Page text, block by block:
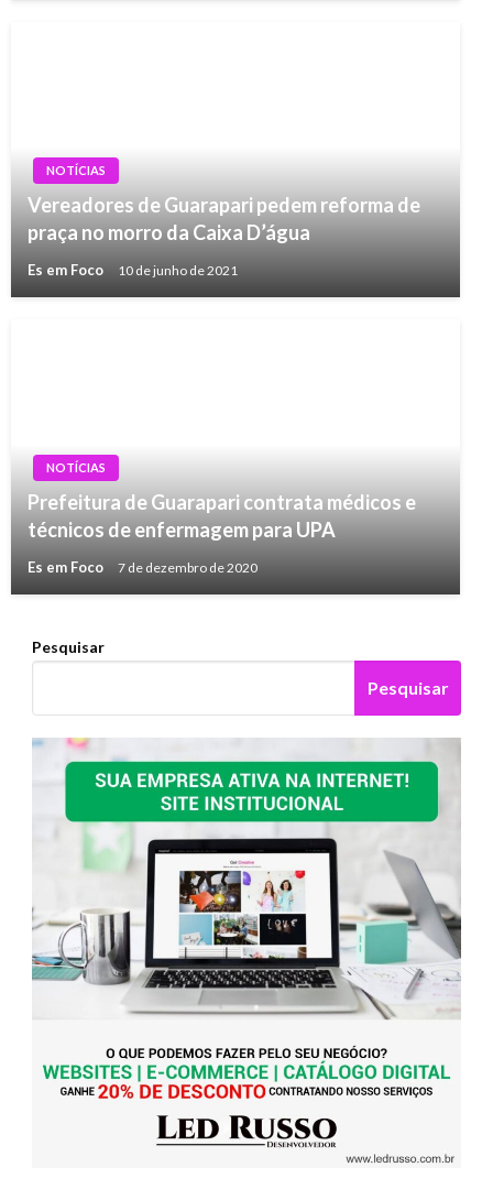
NOTÍCIAS
Vereadores de Guarapari pedem reforma de
praça no morro da Caixa D’água
Es em Foco 10 de junho de 2021
NOTÍCIAS
Prefeitura de Guarapari contrata médicos e
técnicos de enfermagem para UPA
Es em Foco 7 de dezembro de 2020
Pesquisar
Pesquisar